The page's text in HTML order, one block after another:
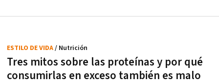
Tres mitos sobre las proteínas y por qué
consumirlas en exceso también es malo
ESTILO DE VIDA/ Nutrición